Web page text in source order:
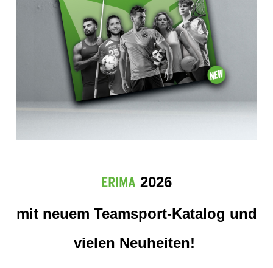
ERIMA 2026
mit neuem Teamsport-Katalog und
vielen Neuheiten!